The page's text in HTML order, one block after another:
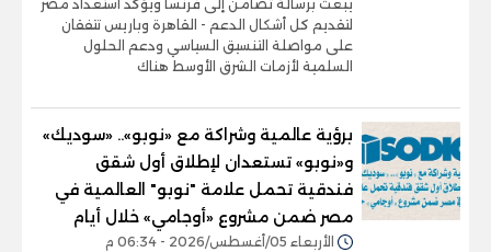
يبعث برسالة تضامن إلى فرنسا ويؤكد استعداد مصر
لتقديم كل أشكال الدعم - القاهرة وباريس تتفقان
على مواصلة التنسيق السياسي ودعم الحلول
السلمية لأزمات الشرق الأوسط هناك
برؤية عالمية وشراكة مع «نوبو».. «سوديك»
و«نوبو» تستعدان لإطلاق أول شقق
فندقية تحمل علامة "نوبو" العالمية في
مصر ضمن مشروع «أوجامي» خلال أيام
الأربعاء 05/أغسطس/2026 - 06:34 م